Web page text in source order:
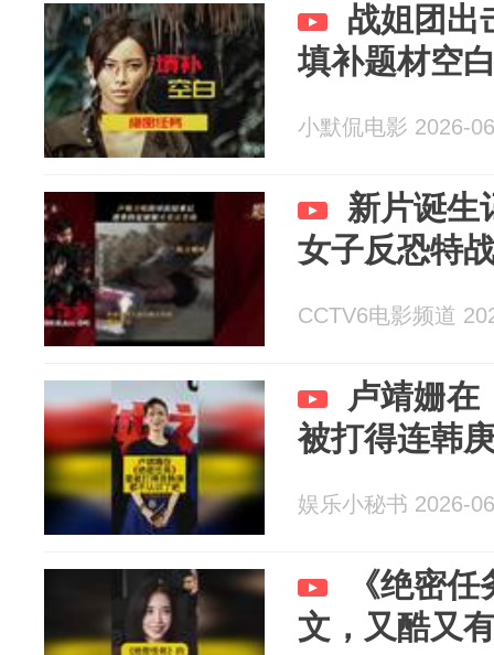
战姐团出
填补题材空
小默侃电影 2026-
新片诞生
女子反恐特
CCTV6电影频道
卢靖姗在
被打得连韩
娱乐小秘书 2026-
《绝密
文，又酷又